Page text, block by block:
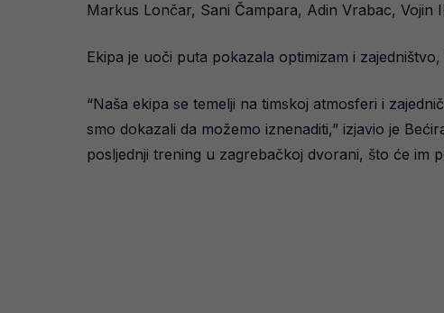
Markus Lončar, Sani Čampara, Adin Vrabac, Vojin
Ekipa je uoči puta pokazala optimizam i
“Naša ekipa se temelji na timskoj atmosferi i
smo dokazali da možemo iznenaditi,” izjavio je
posljednji trening u zagrebačkoj dvorani, što će im